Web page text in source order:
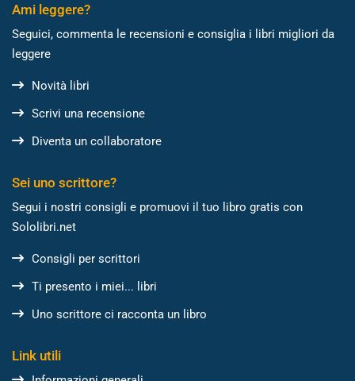
Ami leggere?
Seguici, commenta le recensioni e consiglia i libri migliori da
leggere
Novità libri
Scrivi una recensione
Diventa un collaboratore
Sei uno scrittore?
Segui i nostri consigli e promuovi il tuo libro gratis con
Sololibri.net
Consigli per scrittori
Ti presento i miei... libri
Uno scrittore ci racconta un libro
Link utili